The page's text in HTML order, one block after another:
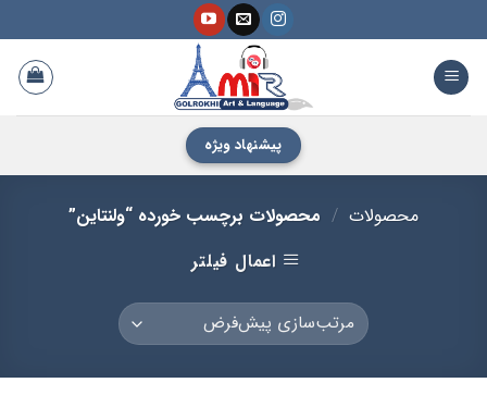
به
محتوا
پیشنهاد ویژه
محصولات / محصولات برچسب خورده “ولنتاین”
اعمال فیلتر